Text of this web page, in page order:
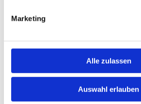
Marketing
Alle zulassen
Auswahl erlauben
Hast Du keine Lust und Zeit, auf
Stellenanzeige zu durchsuchen?
Dir Jobs vorschlagen, die zu Dir
Was bleibt vom Brutto?